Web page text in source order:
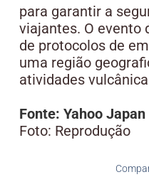
para garantir a
viajantes. O evento
de protocolos de
uma região
atividades
Fonte: Yahoo Japan
Foto: Reprodução